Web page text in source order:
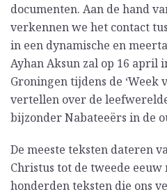
documenten. Aan de hand
verkennen we het contact
in een dynamische en
Ayhan Aksun zal op 16 april
Groningen tijdens de ‘Week
vertellen over de
bijzonder Nabateeërs in de
De meeste teksten dateren
Christus tot de tweede
honderden teksten die ons